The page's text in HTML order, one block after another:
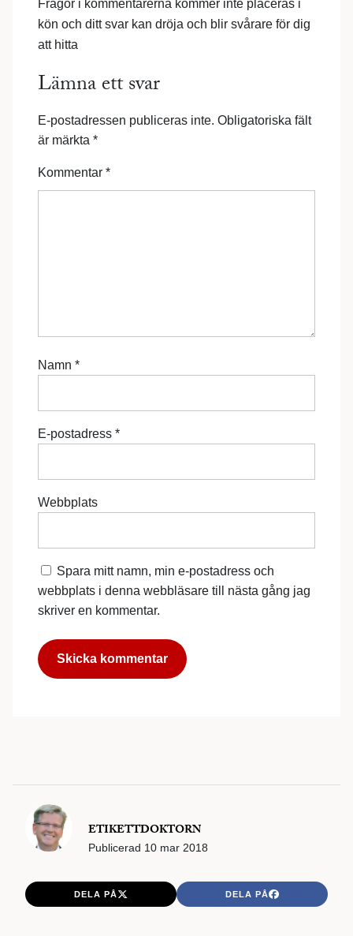
Frågor i kommentarerna kommer inte placeras i
kön och ditt svar kan dröja och blir svårare för dig
att hitta
Lämna ett svar
E-postadressen publiceras inte. Obligatoriska fält
är märkta *
Kommentar *
Namn *
E-postadress *
Webbplats
Spara mitt namn, min e-postadress och
webbplats i denna webbläsare till nästa gång jag
skriver en kommentar.
ETIKETTDOKTORN
Publicerad 10 mar 2018
DELA PÅ DELA PÅ